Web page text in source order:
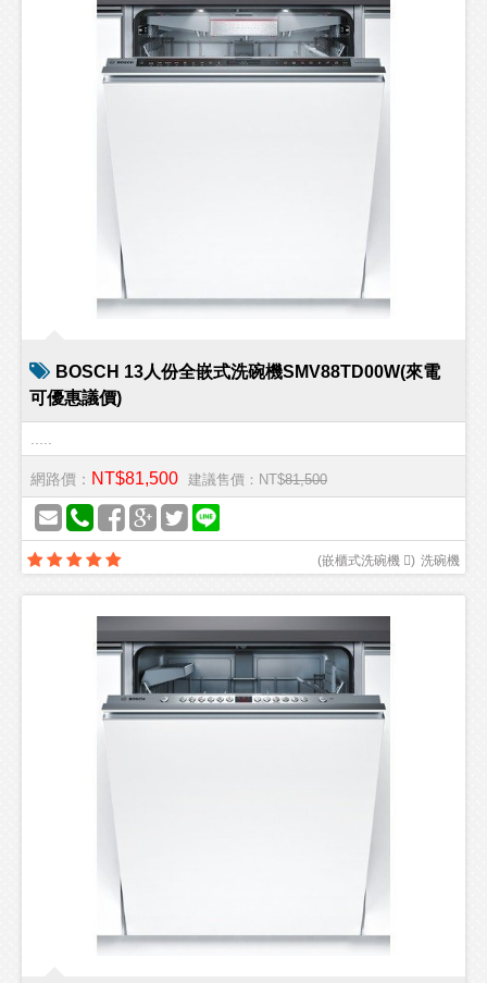
BOSCH 13人份全嵌式洗碗機SMV88TD00W(來電
可優惠議價)
網路價： NT$81,500 建議售價：NT$81,500
洗碗機
(嵌櫃式洗碗機 )